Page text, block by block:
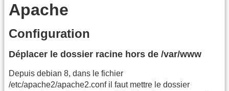
Apache
Configuration
Déplacer le dossier racine hors de /var/www
Depuis debian 8, dans le fichier
/etc/apache2/apache2.conf il faut mettre le dossier